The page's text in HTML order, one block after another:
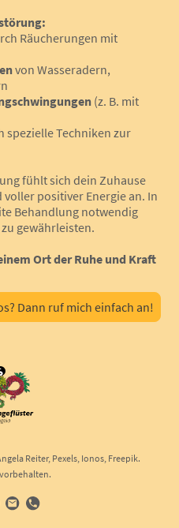
Räucherungen mit
von Wasseradern,
(z. B. mit
spezielle Techniken zur
fühlt sich dein Zuhause
positiver Energie an. In
Behandlung notwendig
gewährleisten.
Ort der Ruhe und Kraft
Dann ruf mich einfach an!
Reiter, Pexels, Ionos, Freepik.